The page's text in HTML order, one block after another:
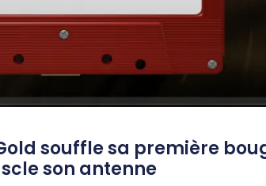
souffle sa première
son antenne